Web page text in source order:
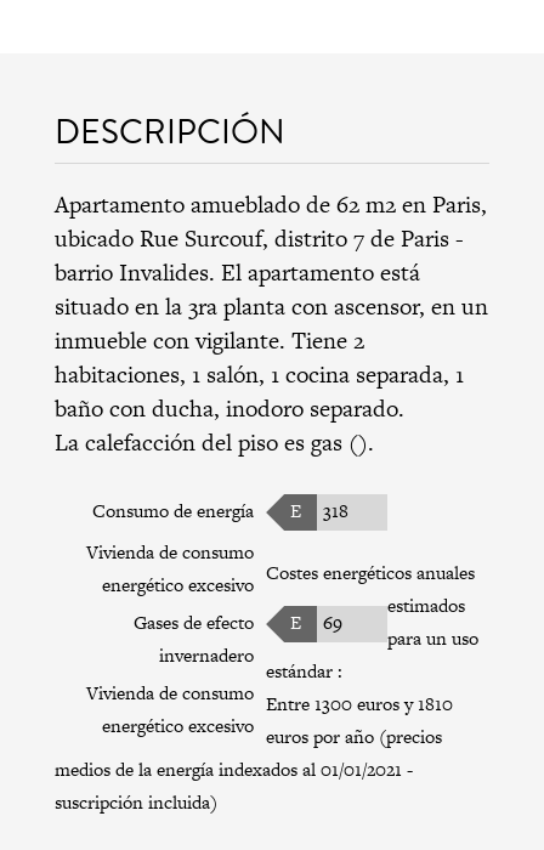
DESCRIPCIÓN
Apartamento amueblado de 62 m2 en Paris,
ubicado Rue Surcouf, distrito 7 de Paris-
barrio Invalides. El apartamento está
situado en la 3ra planta con ascensor, en un
inmueble con vigilante. Tiene 2
habitaciones, 1 salón, 1 cocina separada, 1
baño con ducha, inodoro separado.
La calefacción del piso es gas ().
Consumo de energía E
318
Vivienda de consumo
energético excesivo
Gases de efecto
invernadero
E 69
Vivienda de consumo
energético excesivo
Costes energéticos anuales
estimados
para un uso
estándar :
Entre 1300 euros y 1810
euros por año (precios
medios de la energía indexados al 01/01/2021 -
suscripción incluida)